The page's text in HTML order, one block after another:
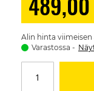
Alin hinta viimeisen
Varastossa